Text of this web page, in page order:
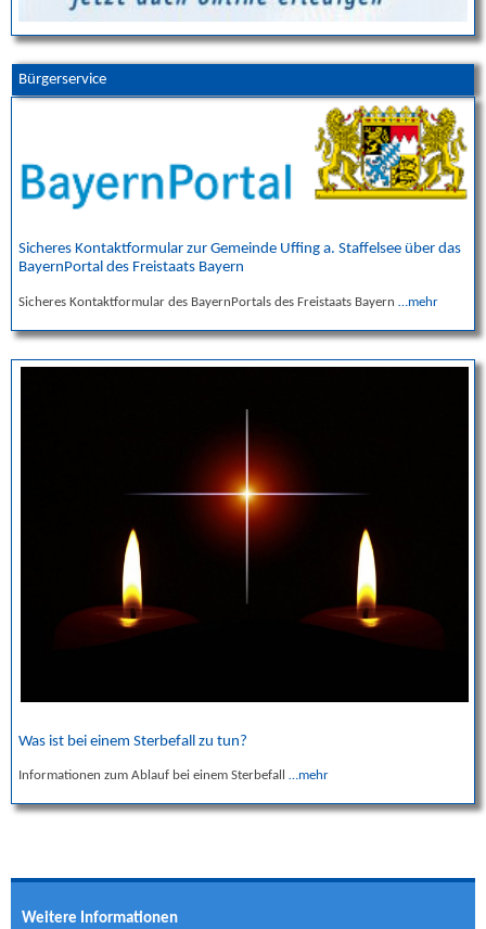
Bürgerservice
Sicheres Kontaktformular zur Gemeinde Uffing a. Staffelsee über das
BayernPortal des Freistaats Bayern
Sicheres Kontaktformular des BayernPortals des Freistaats Bayern…mehr
Was ist bei einem Sterbefall zu tun?
Informationen zum Ablauf bei einem Sterbefall…mehr
Weitere Informationen